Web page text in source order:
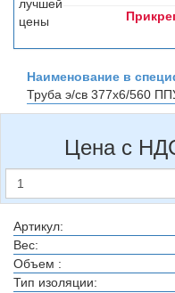
Наименование в
Труба э/св 377х6/560
Цена с
Артикул:
Вес:
Объем :
Тип изоляции: